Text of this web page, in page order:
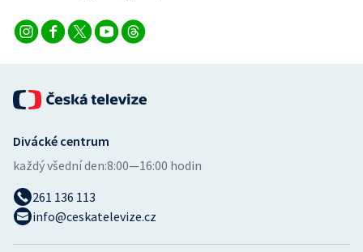
Volejbal
Ostatní
Divácké centrum
každý všední den:8:00—16:00 hodin
261 136 113
info@ceskatelevize.cz